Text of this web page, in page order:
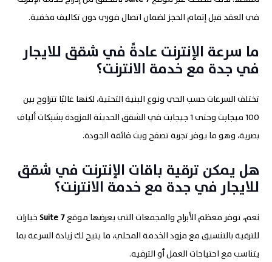
في العقد قبل إتمام الحجز لضمان اتصال فوري دون تكاليف مخفية.
ما سرعة الإنترنت عادةً في شقق للايجار
في جدة مع خدمة الانترنت؟
تختلف السرعات حسب الحي ونوع البنية التحتية، لكنها غالبًا تتراوح بين
100 ميجابت وحتى 1 جيجابت في الشقق الحديثة المزودة بشبكات ألياف
بصرية، وهو ما يوفر تجربة تصفح وبث فائقة الجودة.
هل يمكن ترقية باقات الإنترنت في شقق
للايجار في جدة مع خدمة الانترنت؟
نعم، توفر معظم الأبراج والمجمعات التي يعرضها موقع Suite7
خيارات
للترقية بالتنسيق مع مزود الخدمة المحلي، ما يتيح لك زيادة السرعة بما
يتناسب مع احتياجات العمل أو الترفيه.